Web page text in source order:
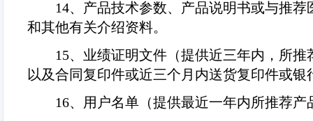
14、产品技术参数、产品说明书或与推
和其他有关介绍资料。
15、业绩证明文件（提供近三年内，所
以及合同复印件或近三个月内送货复印件或银
16、用户名单（提供最近一年内所推荐产